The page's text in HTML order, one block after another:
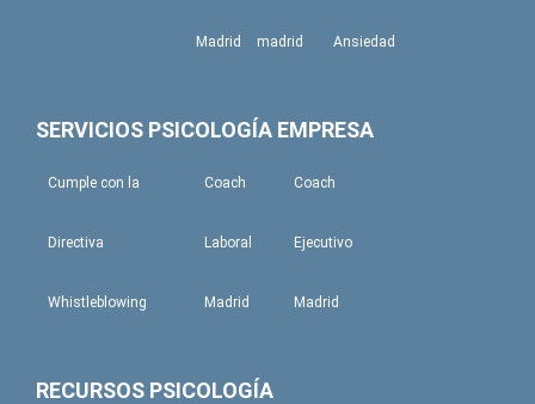
Madrid madrid Ansiedad
SERVICIOS PSICOLOGÍA EMPRESA
Cumple con la
Directiva
Whistleblowing
Coach
Laboral
Madrid
Coach
Ejecutivo
Madrid
RECURSOS PSICOLOGÍA